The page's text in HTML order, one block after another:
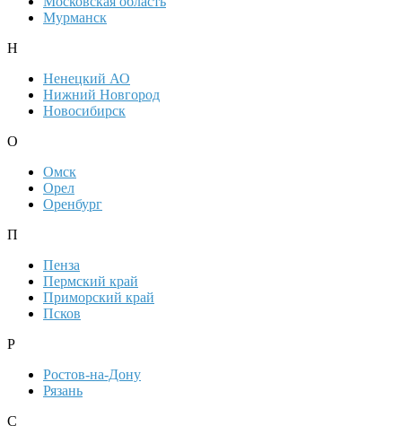
Мурманск
Н
Ненецкий АО
Нижний Новгород
Новосибирск
О
Омск
Орел
Оренбург
П
Пенза
Пермский край
Приморский край
Псков
Р
Ростов-на-Дону
Рязань
С